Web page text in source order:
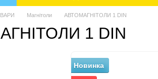
Магнітоли АВТОМАГНІТОЛИ 1 DIN
1 DIN
Новинка